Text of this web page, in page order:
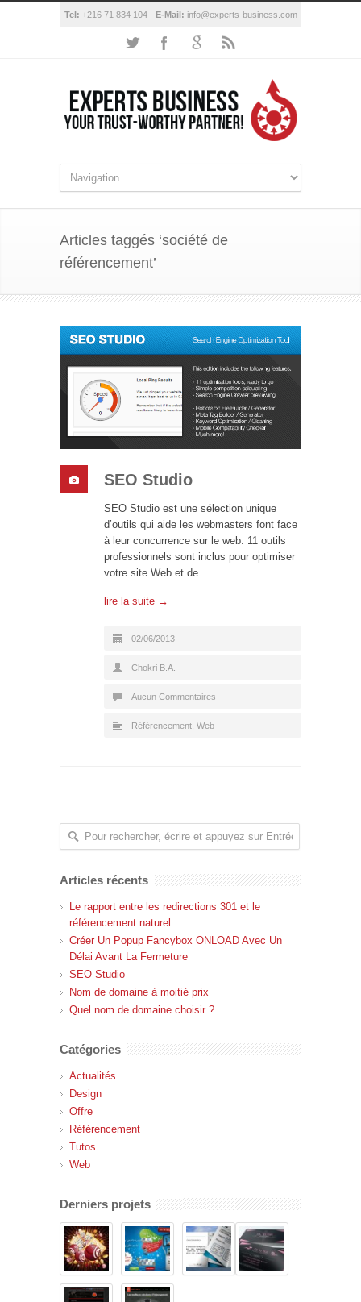
Tel: +216 71 834 104 - E-Mail: info@experts-business.com
Articles taggés ‘société de
référencement’
SEO Studio
SEO Studio est une sélection unique
d’outils qui aide les webmasters font face
à leur concurrence sur le web. 11 outils
professionnels sont inclus pour optimiser
votre site Web et de…
lire la suite →
02/06/2013
Chokri B.A.
Aucun Commentaires
Référencement Web
Articles récents
Le rapport entre les redirections 301 et le
référencement naturel
Créer Un Popup Fancybox ONLOAD Avec Un
Délai Avant La Fermeture
SEO Studio
Nom de domaine à moitié prix
Quel nom de domaine choisir ?
Catégories
Actualités
Design
Offre
Référencement
Tutos
Web
Derniers projets